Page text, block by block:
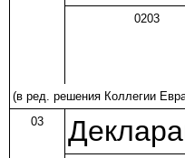
0203
(в ред. решенияКоллегии
03